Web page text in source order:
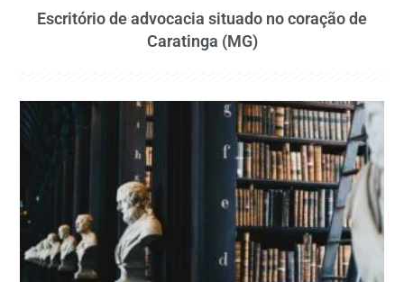
Escritório de advocacia situado no coração de
Caratinga (MG)